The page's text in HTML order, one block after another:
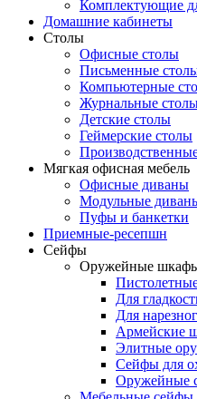
Комплектующие
Домашние кабинеты
Столы
Офисные столы
Письменные
Компьютерные
Журнальные
Детские столы
Геймерские столы
Мягкая офисная мебель
Офисные диваны
Модульные
Пуфы и банкетки
Приемные-ресепшн
Сейфы
Оружейные
Для
Для
Армейские
Элитные
Сейфы для
Оружейные